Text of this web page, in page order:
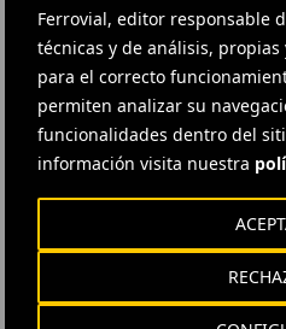
Ferrovial, editor responsable
técnicas y de análisis,
para el correcto
permiten analizar su
funcionalidades dentro del
información visita nuestra
Tarifa Máxima 300€
5€ de descuento en la
alquiler de más de 3€
Conductores menores de
Tarifa Máxima 600€
5€ descuento en la